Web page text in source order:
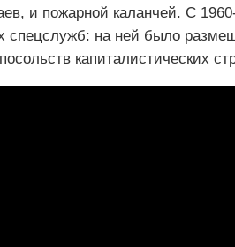
и пожарной каланчей. С
спецслужб: на ней было
капиталистических